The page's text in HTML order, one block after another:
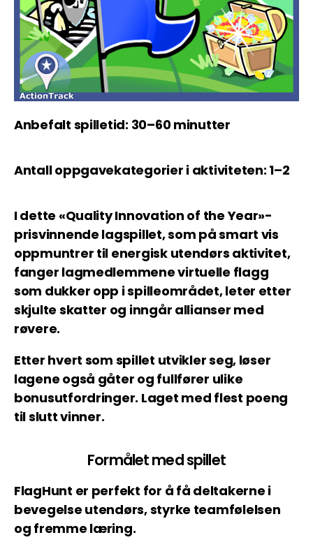
Anbefalt spilletid: 30–60 minutter
Antall oppgavekategorier i aktiviteten: 1–2
I dette «Quality Innovation of the Year»-
prisvinnende lagspillet, som på smart vis
oppmuntrer til energisk utendørs aktivitet,
fanger lagmedlemmene virtuelle flagg
som dukker opp i spilleområdet, leter etter
skjulte skatter og inngår allianser med
røvere.
Etter hvert som spillet utvikler seg, løser
lagene også gåter og fullfører ulike
bonusutfordringer. Laget med flest poeng
til slutt vinner.
Formålet med spillet
FlagHunt er perfekt for å få deltakerne i
bevegelse utendørs, styrke teamfølelsen
og fremme læring.